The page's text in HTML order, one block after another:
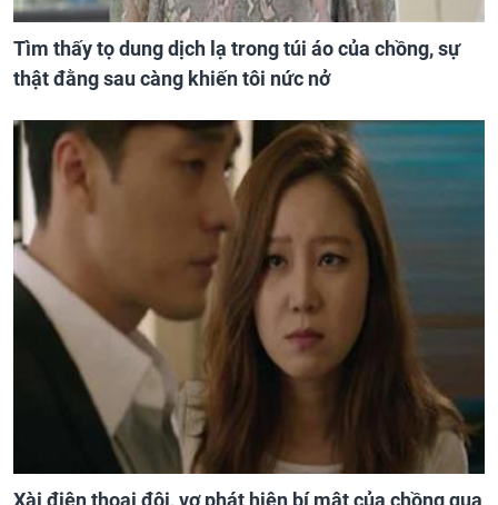
Tìm thấy tọ dung dịch lạ trong túi áo của chồng, sự
thật đằng sau càng khiến tôi nức nở
Xài điện thoại đôi, vợ phát hiện bí mật của chồng qua